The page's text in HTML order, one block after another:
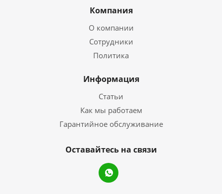
Компания
О компании
Сотрудники
Политика
Информация
Статьи
Как мы работаем
Гарантийное обслуживание
Оставайтесь на связи